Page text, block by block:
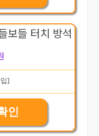
보들 터치 방석
인